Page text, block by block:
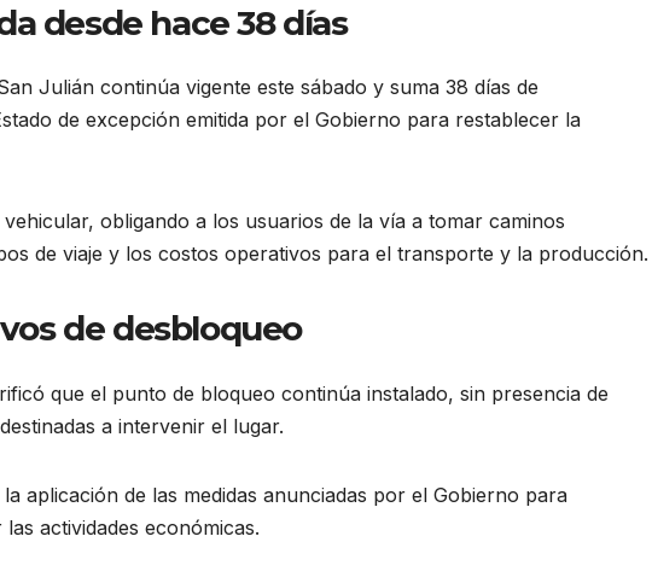
desde hace 38 días
Julián continúa vigente este sábado y suma 38 días de
de excepción emitida por el Gobierno para restablecer la
obligando a los usuarios de la vía a tomar caminos
de viaje y los costos operativos para el transporte y la producción.
de desbloqueo
que el punto de bloqueo continúa instalado, sin presencia de
a intervenir el lugar.
aplicación de las medidas anunciadas por el Gobierno para
actividades económicas.